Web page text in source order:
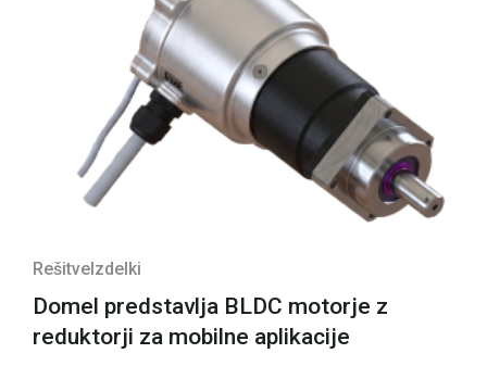
Rešitve Izdelki
Domel predstavlja BLDC motorje z
reduktorji za mobilne aplikacije